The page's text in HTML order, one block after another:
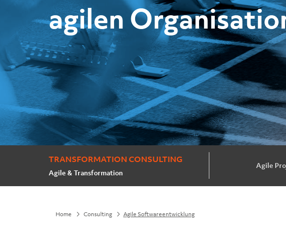
agilen
TRANSFORMATION CONSULTING
Agile & Transformation
Agile
Home Consulting Agile Softwareentwicklung